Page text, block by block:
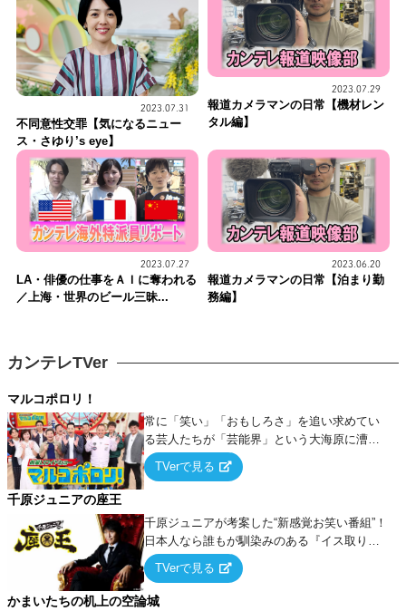
2023.07.31
不同意性交罪【気になるニュー
ス・さゆり’s eye】
2023.07.29
報道カメラマンの日常【機材レン
タル編】
2023.07.27
LA・俳優の仕事をＡＩに奪われる
／上海・世界のビール三昧...
2023.06.20
報道カメラマンの日常【泊まり勤
務編】
カンテレTVer
マルコポロリ！
常に「笑い」「おもしろさ」を追い求めてい
る芸人たちが「芸能界」という大海原に漕ぎ
出でて、新たなオモシロ人間を発掘する！
TVerで見る
千原ジュニアの座王
千原ジュニアが考案した“新感覚お笑い番組”！
日本人なら誰もが馴染みのある『イス取りゲ
ーム』をベースに、大喜利・ギャグ・モノボ
ケ・歌…など様々なお題で芸人がショートネ
タを競い合う！
TVerで見る
かまいたちの机上の空論城